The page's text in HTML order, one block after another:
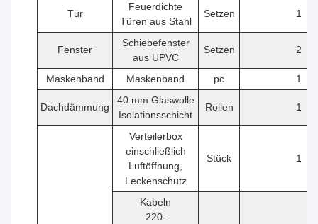
Tür
Feuerdichte
Türen aus Stahl
Setzen 1
Fenster
Schiebefenster
aus UPVC
Setzen 2
Maskenband Maskenband pc 1
Dachdämmung
40 mm Glaswolle
Isolationsschicht
Rollen 1
Verteilerbox
einschließlich
Luftöffnung,
Leckenschutz
Stück 1
Kabeln
220-